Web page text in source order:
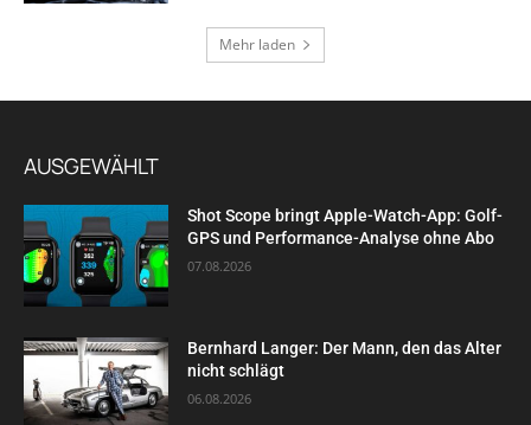
Mehr laden
AUSGEWÄHLT
Shot Scope bringt Apple-Watch-App: Golf-
GPS und Performance-Analyse ohne Abo
07.08.2026
Bernhard Langer: Der Mann, den das Alter
nicht schlägt
06.08.2026